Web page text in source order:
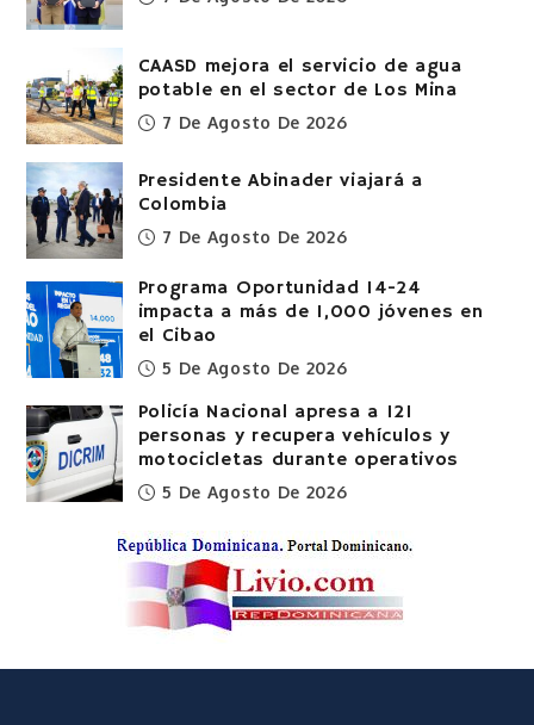
CAASD mejora el servicio de agua
potable en el sector de Los Mina
7 De Agosto De 2026
Presidente Abinader viajará a
Colombia
7 De Agosto De 2026
Programa Oportunidad 14-24
impacta a más de 1,000 jóvenes en
el Cibao
5 De Agosto De 2026
Policía Nacional apresa a 121
personas y recupera vehículos y
motocicletas durante operativos
5 De Agosto De 2026